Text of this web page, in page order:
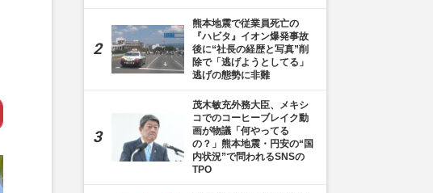
熊本地震で従業員死亡の
『ハビタ』イオン爆発事故
後に“社長の経歴と写真”削
除で「逃げようとしてる」
逃げの態勢に非難
茂木敏充外務大臣、メキシ
コでのコーヒーブレイク動
画が物議「何やってる
の？」熊本地震・円安の“国
内状況”で問われるSNSの
TPO